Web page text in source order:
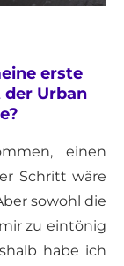
erste
der Urban
einen
Schritt wäre
sowohl die
zu eintönig
habe ich